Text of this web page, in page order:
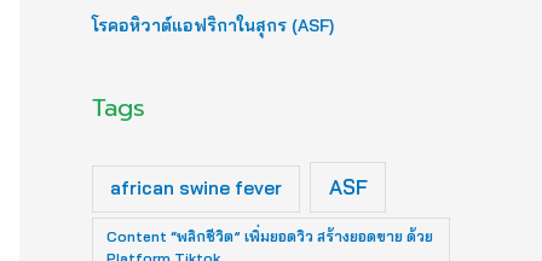
โรคอหิวาต์แอฟริกาในสุกร (ASF)
Tags
african swine fever ASF
Content “พลิกชีวิต” เพิ่มยอดวิว สร้างยอดขาย ด้วย